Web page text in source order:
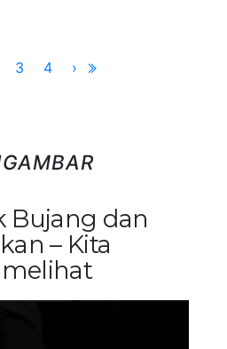
3 4 ›
Bujang dan
– Kita
melihat